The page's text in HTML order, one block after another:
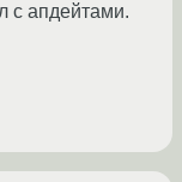
с апдейтами.